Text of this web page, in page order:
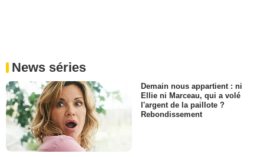
News séries
Demain nous appartient : ni
Ellie ni Marceau, qui a volé
l'argent de la paillote ?
Rebondissement